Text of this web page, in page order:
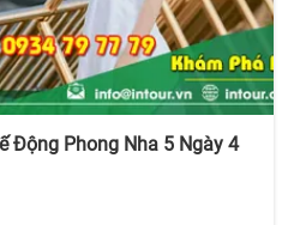
Động Phong Nha 5 Ngày 4